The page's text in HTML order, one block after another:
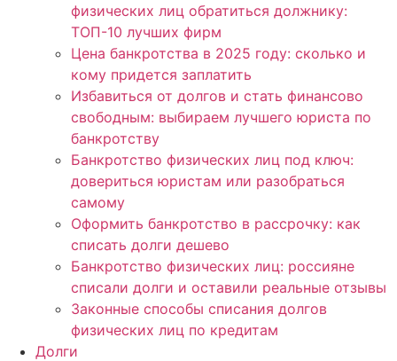
физических лиц обратиться должнику:
ТОП-10 лучших фирм
Цена банкротства в 2025 году: сколько и
кому придется заплатить
Избавиться от долгов и стать финансово
свободным: выбираем лучшего юриста по
банкротству
Банкротство физических лиц под ключ:
довериться юристам или разобраться
самому
Оформить банкротство в рассрочку: как
списать долги дешево
Банкротство физических лиц: россияне
списали долги и оставили реальные отзывы
Законные способы списания долгов
физических лиц по кредитам
Долги